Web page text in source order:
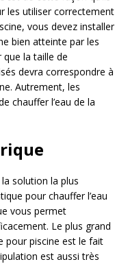
les utiliser correctement
vous devez installer
bien atteinte par les
que la taille de
devra correspondre à
Autrement, les
chauffer l’eau de la
la solution la plus
pour chauffer l’eau
vous permet
Le plus grand
pour piscine est le fait
est aussi très